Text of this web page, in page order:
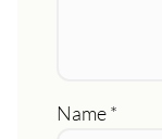
Name*